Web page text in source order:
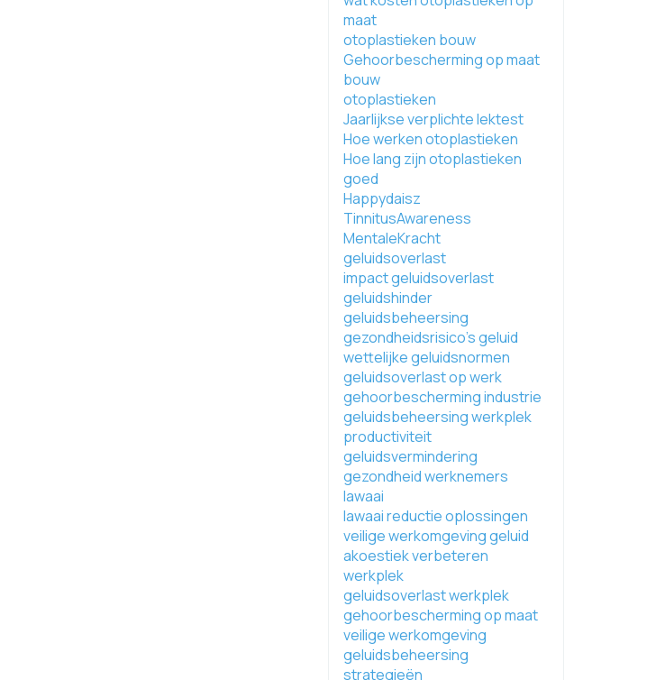
maat
otoplastieken bouw
Gehoorbescherming op maat
bouw
otoplastieken
Jaarlijkse verplichte lektest
Hoe werken otoplastieken
Hoe lang zijn otoplastieken
goed
Happydaisz
TinnitusAwareness
MentaleKracht
geluidsoverlast
impact geluidsoverlast
geluidshinder
geluidsbeheersing
gezondheidsrisico's geluid
wettelijke geluidsnormen
geluidsoverlast op werk
gehoorbescherming industrie
geluidsbeheersing werkplek
productiviteit
geluidsvermindering
gezondheid werknemers
lawaai
lawaai reductie oplossingen
veilige werkomgeving geluid
akoestiek verbeteren
werkplek
geluidsoverlast werkplek
gehoorbescherming op maat
veilige werkomgeving
geluidsbeheersing
strategieën